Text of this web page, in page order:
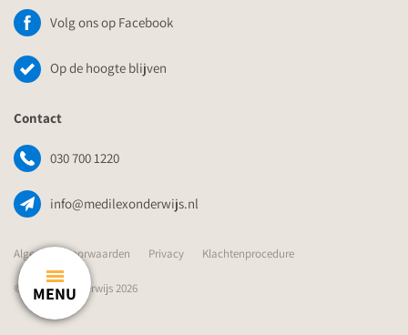
Volg ons op Facebook
Op de hoogte blijven
Contact
030 700 1220
info@medilexonderwijs.nl
Algemene Voorwaarden Privacy Klachtenprocedure
© Medilex Onderwijs 2026
MENU